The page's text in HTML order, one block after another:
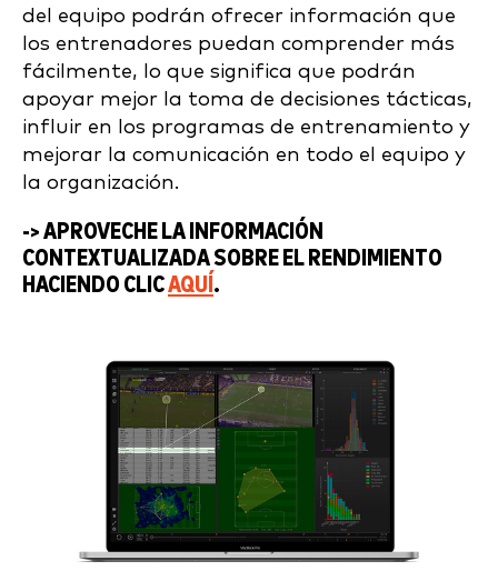
del equipo podrán ofrecer información que
los entrenadores puedan comprender más
fácilmente, lo que significa que podrán
apoyar mejor la toma de decisiones tácticas,
influir en los programas de entrenamiento y
mejorar la comunicación en todo el equipo y
la organización.
-> APROVECHE LA INFORMACIÓN
CONTEXTUALIZADA SOBRE EL RENDIMIENTO
HACIENDO CLICAQUÍ .